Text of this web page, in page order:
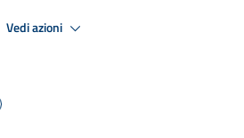
Vedi azioni